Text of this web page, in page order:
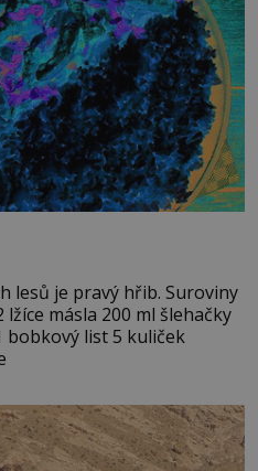
pravý hřib. Suroviny
másla 200 ml šlehačky
bobkový list 5 kuliček